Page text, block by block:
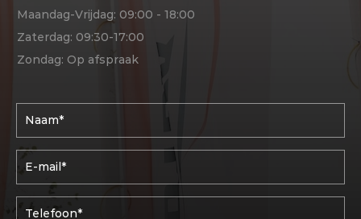
Maandag-Vrijdag: 09:00 - 18:00
Zaterdag: 09:30-17:00
Zondag: Op afspraak